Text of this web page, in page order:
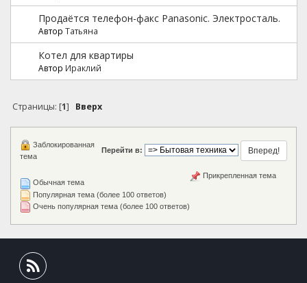
Продаётся телефон-факс Panasonic. Электросталь.
Автор Татьяна
Котел для квартиры
Автор Ираклий
Страницы: [1] Вверх
Перейти в:
Обычная тема
Популярная тема (более 100 ответов)
Очень популярная тема (более 100 ответов)
Заблокированная
тема
Прикрепленная тема